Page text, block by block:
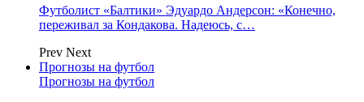
Футболист «Балтики» Эдуардо Андерсон: «Конечно,
переживал за Кондакова. Надеюсь, с…
Prev Next
Прогнозы на футбол
Прогнозы на футбол